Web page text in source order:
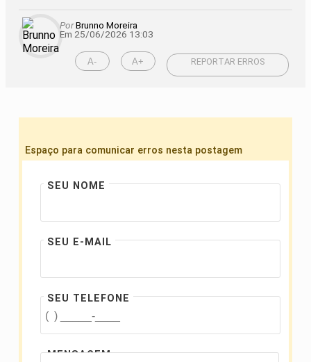
PorBrunno Moreira
Em 25/06/2026 13:03
A- A+ REPORTAR ERROS
Espaço para comunicar erros nesta postagem
SEU NOME
SEU E-MAIL
SEU TELEFONE
MENSAGEM